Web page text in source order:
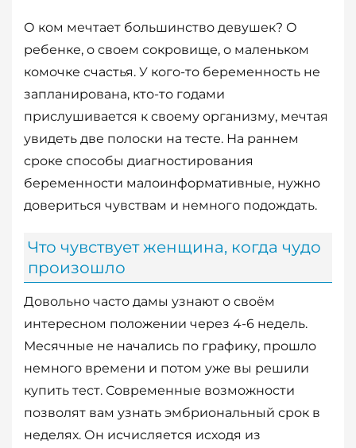
О ком мечтает большинство девушек? О
ребенке, о своем сокровище, о маленьком
комочке счастья. У кого-то беременность не
запланирована, кто-то годами
прислушивается к своему организму, мечтая
увидеть две полоски на тесте. На раннем
сроке способы диагностирования
беременности малоинформативные, нужно
довериться чувствам и немного подождать.
Что чувствует женщина, когда чудо
произошло
Довольно часто дамы узнают о своём
интересном положении через 4-6 недель.
Месячные не начались по графику, прошло
немного времени и потом уже вы решили
купить тест. Современные возможности
позволят вам узнать эмбриональный срок в
неделях. Он исчисляется исходя из